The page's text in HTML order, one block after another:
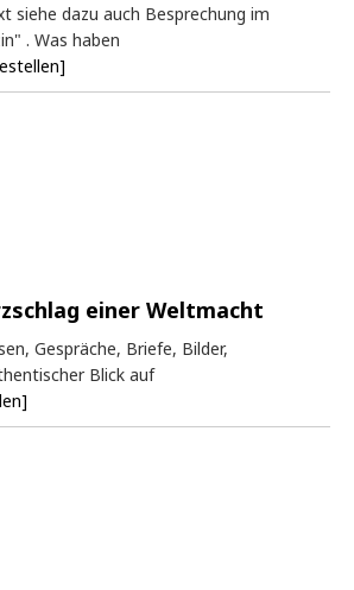
siehe dazu auch Besprechung im
. Was haben
einer Weltmacht
Gespräche, Briefe, Bilder,
Blick auf